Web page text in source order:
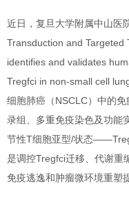
近日，复旦大学附属中山医
Transduction and Targeted
identifies and validates
Tregfci in non-small cell
细胞肺癌（NSCLC）中的
录组、多重免疫染色及功能
节性T细胞亚型/状态
是调控Tregfci迁移、代谢重
免疫逃逸和肿瘤微环境重塑